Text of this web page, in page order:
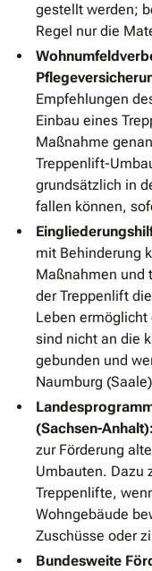
gestellt werden;
Regel nur die
Empfehlungen
Einbau eines
Maßnahme
Treppenlift-
grundsätzlich in
fallen können,
mit Behinderung
Maßnahmen und
der Treppenlift
Leben
sind nicht an die
gebunden und
Naumburg
(Sachsen-Anhalt):
zur Förderung
Umbauten. Dazu
Treppenlifte,
Wohngebäude
Zuschüsse oder
Bundesweite